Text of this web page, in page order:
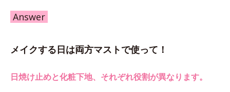
Answer
メイクする日は両方マストで使って！
日焼け止めと化粧下地、それぞれ役割が異なります。